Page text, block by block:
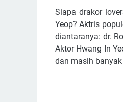
Siapa drakor
Yeop? Aktris
diantaranya: dr.
Aktor Hwang In
dan masih